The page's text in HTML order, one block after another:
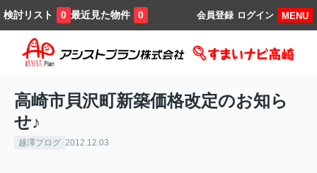
検討リスト 0 最近見た物件 0 MENU
ログイン
会員登録
高崎市貝沢町新築価格改定のお知ら
せ♪
越澤ブログ 2012.12.03